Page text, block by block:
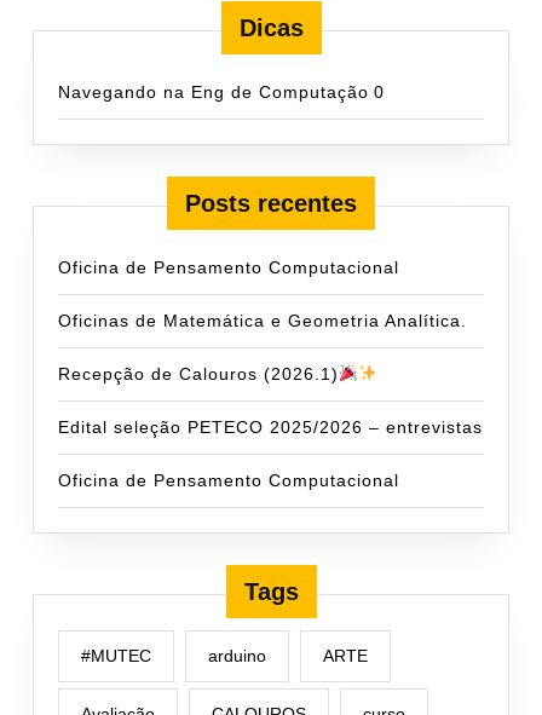
Dicas
Navegando na Eng de Computação 0
Posts recentes
Oficina de Pensamento Computacional
Oficinas de Matemática e Geometria Analítica.
Recepção de Calouros (2026.1)
Edital seleção PETECO 2025/2026 – entrevistas
Oficina de Pensamento Computacional
Tags
#MUTEC arduino ARTE